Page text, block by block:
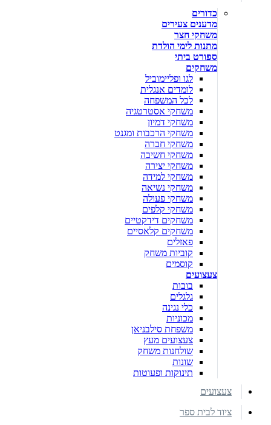
כדורים
מדענים צעירים
משחקי חצר
מתנות לימי הולדת
ספורט ביתי
משחקים
לגו ופליימוביל
לומדים אנגלית
לכל המשפחה
משחקי אסטרטגיה
משחקי דמיון
משחקי הרכבות ומגנט
משחקי חברה
משחקי חשיבה
משחקי יצירה
משחקי למידה
משחקי נשיאה
משחקי פעולה
משחקי קלפים
משחקים דידקטיים
משחקים קלאסיים
פאזלים
קוביות משחק
קוסמים
צעצועים
בובות
גלגלים
כלי נגינה
מכוניות
משפחת סילבניאן
צעצועים מעץ
שולחנות משחק
שונות
תינוקות ופעוטות
צעצועים
ציוד לבית ספר